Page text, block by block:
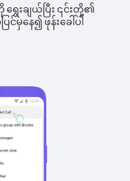
းချယ်ပြီး ၎င်းတို့၏
မှနေ၍ ဖုန်းခေါ်ပါ